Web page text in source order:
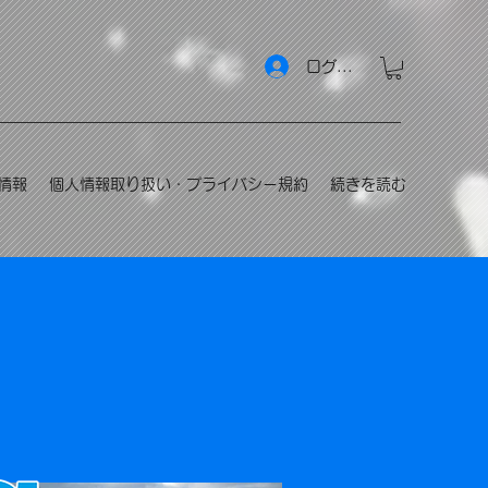
ログイン
報 個人情報取り扱い・プライバシー規約 続きを読む